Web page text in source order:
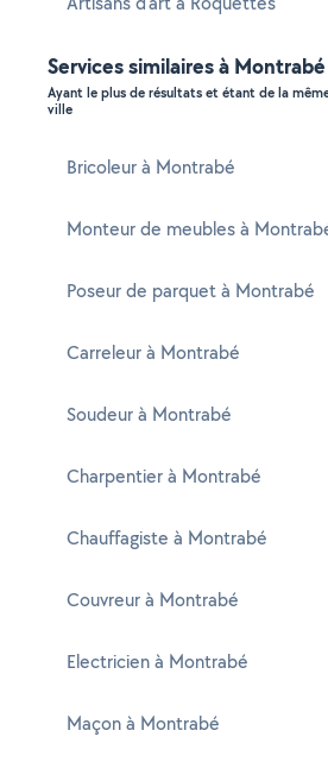
Services similaires à Montrabé
Ayant le plus de résultats et étant de la
ville
Bricoleur à Montrabé
Monteur de meubles à
Poseur de parquet à Montrabé
Carreleur à Montrabé
Soudeur à Montrabé
Charpentier à Montrabé
Chauffagiste à Montrabé
Couvreur à Montrabé
Electricien à Montrabé
Maçon à Montrabé